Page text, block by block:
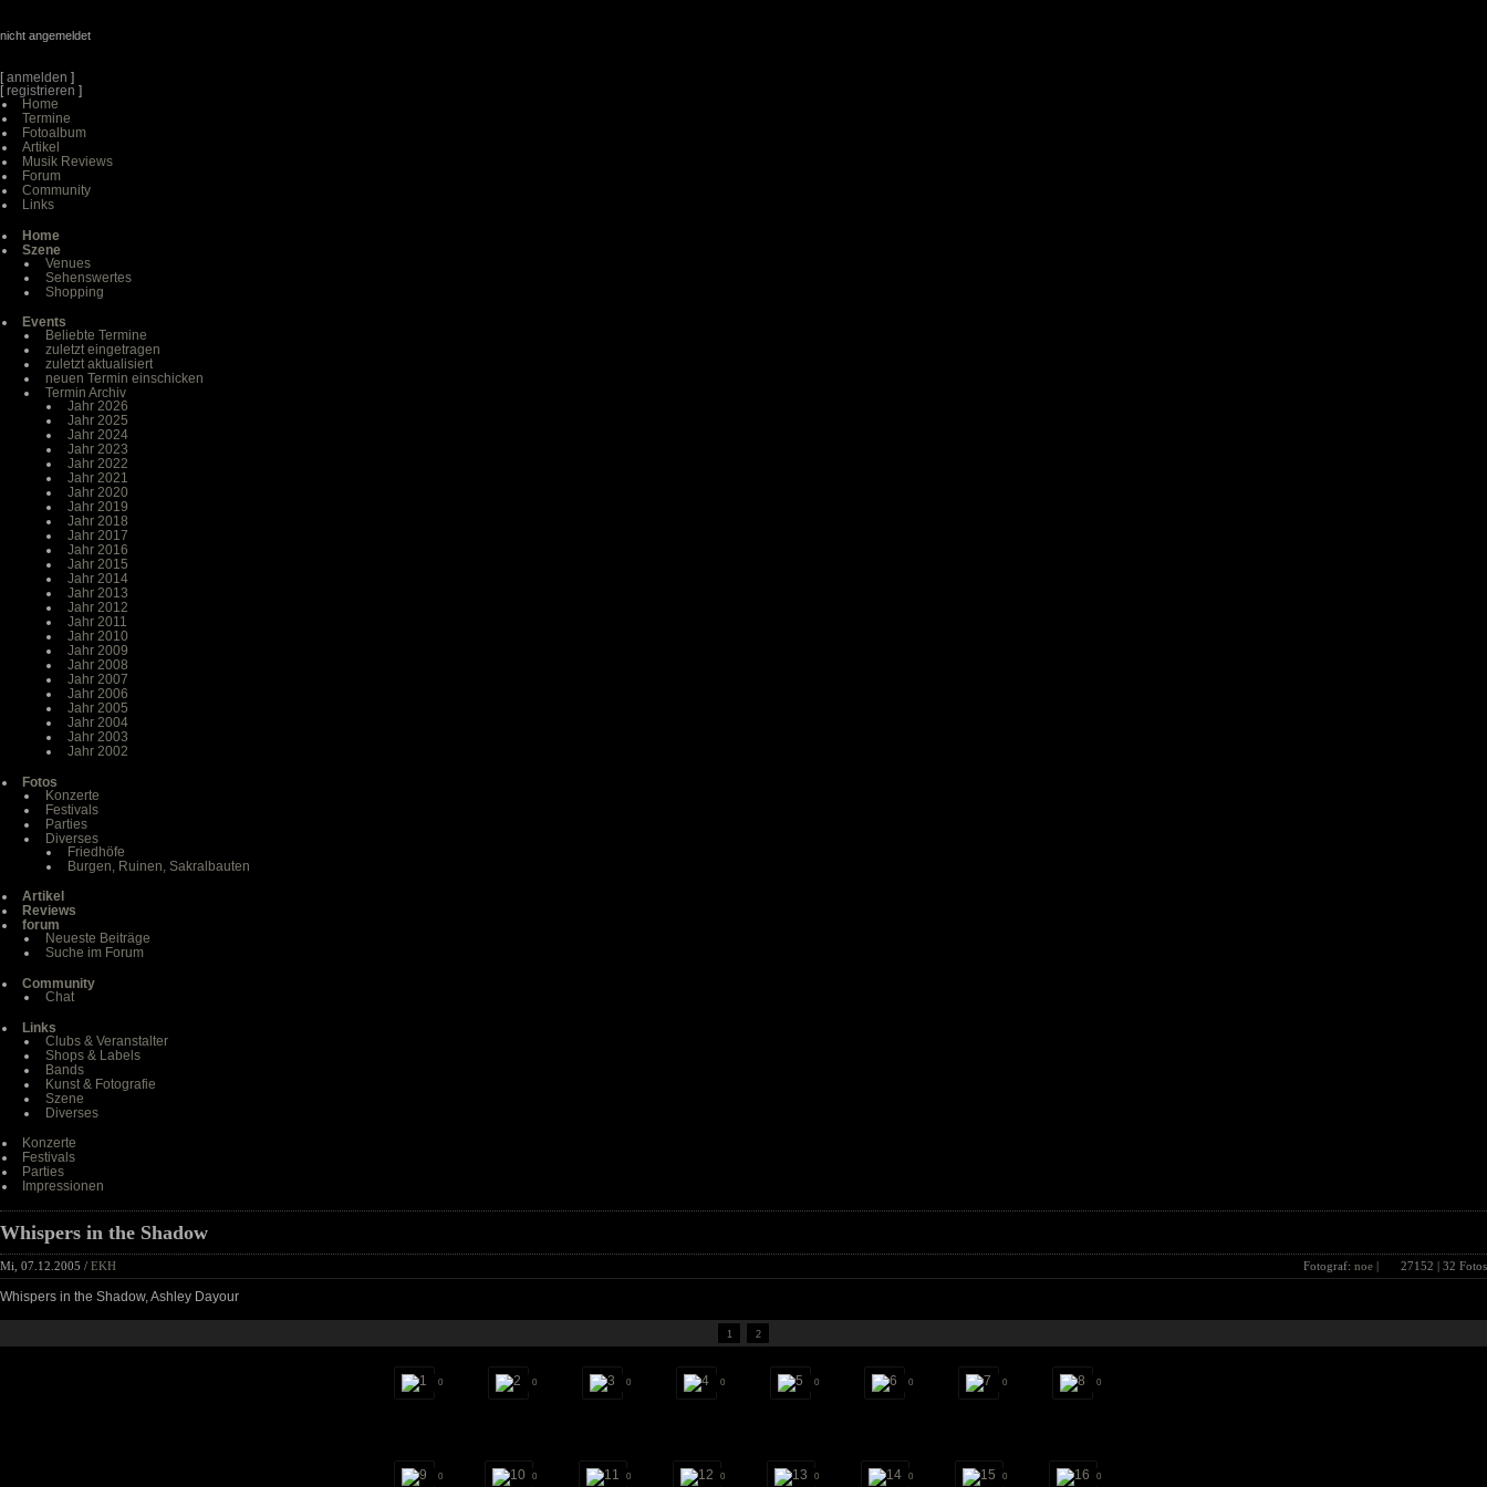
nicht angemeldet
[anmelden ]
[registrieren ]
Home
Termine
Fotoalbum
Artikel
Musik Reviews
Forum
Community
Links
Home
Szene
Venues
Sehenswertes
Shopping
Events
Beliebte Termine
zuletzt eingetragen
zuletzt aktualisiert
neuen Termin einschicken
Termin Archiv
Jahr 2026
Jahr 2025
Jahr 2024
Jahr 2023
Jahr 2022
Jahr 2021
Jahr 2020
Jahr 2019
Jahr 2018
Jahr 2017
Jahr 2016
Jahr 2015
Jahr 2014
Jahr 2013
Jahr 2012
Jahr 2011
Jahr 2010
Jahr 2009
Jahr 2008
Jahr 2007
Jahr 2006
Jahr 2005
Jahr 2004
Jahr 2003
Jahr 2002
Fotos
Konzerte
Festivals
Parties
Diverses
Friedhöfe
Burgen, Ruinen, Sakralbauten
Artikel
Reviews
forum
Neueste Beiträge
Suche im Forum
Community
Chat
Links
Clubs & Veranstalter
Shops & Labels
Bands
Kunst & Fotografie
Szene
Diverses
Konzerte
Festivals
Parties
Impressionen
Whispers in the Shadow
Mi, 07.12.2005 / EKH Fotograf: noe | 27152 | 32 Fotos
Whispers in the Shadow, Ashley Dayour
1 2
0 0 0 0 0 0 0 0
0 0 0 0 0 0 0 0